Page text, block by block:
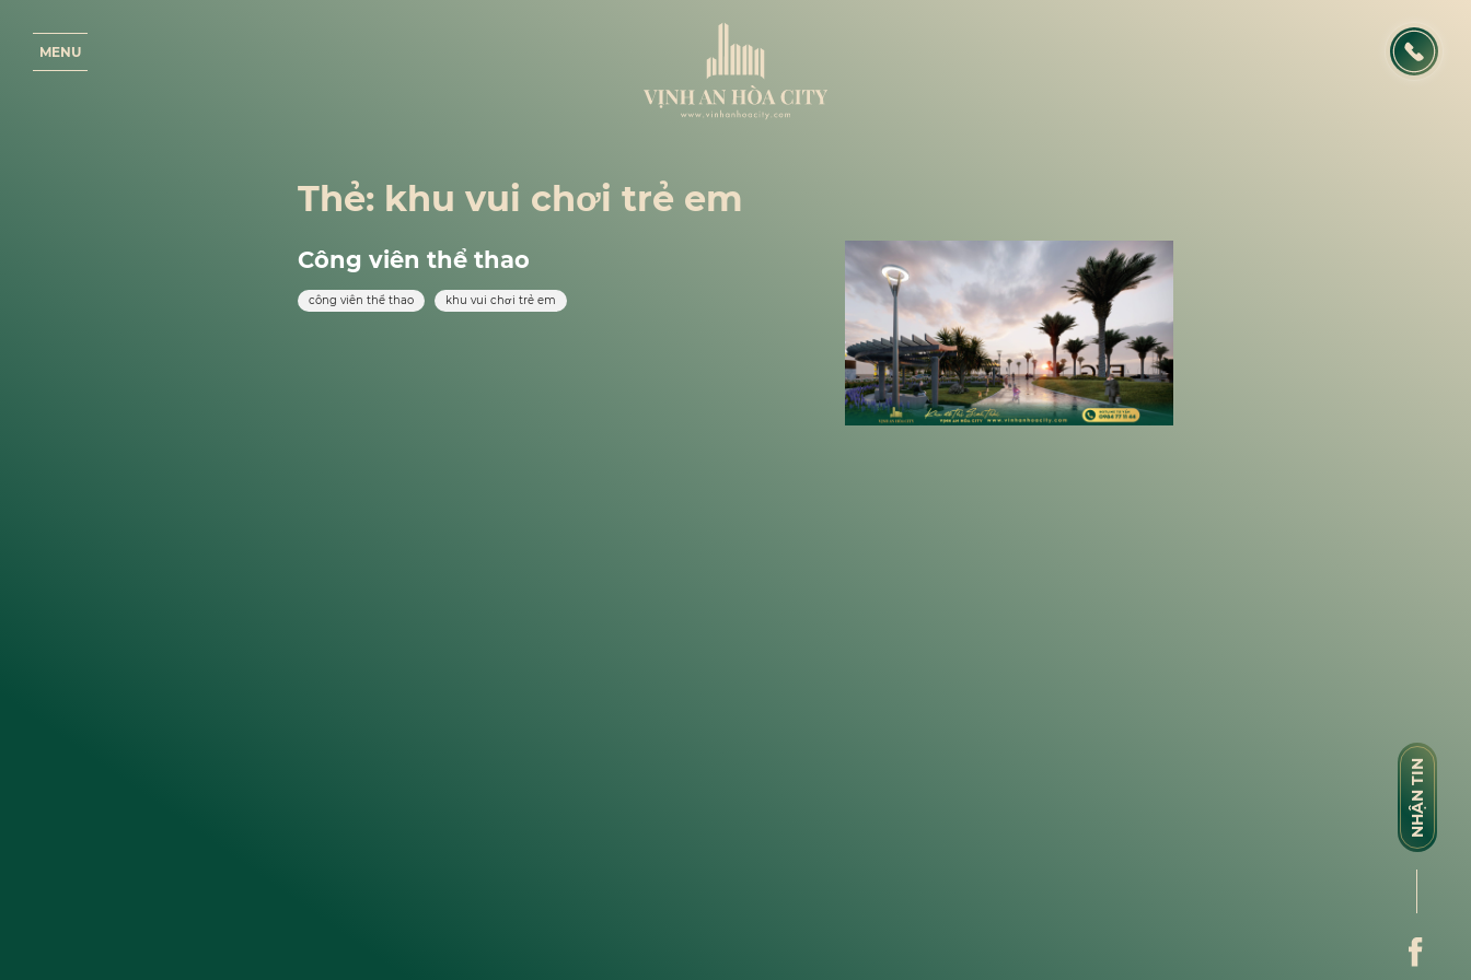
MENU
Thẻ: khu vui chơi trẻ em
Công viên thể thao
công viên thể thao khu vui chơi trẻ em
NHẬN TIN